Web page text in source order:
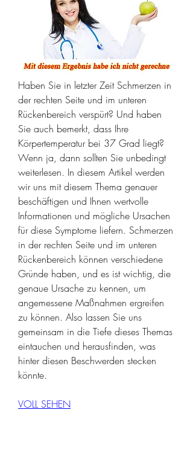
Haben Sie in letzter Zeit Schmerzen in
der rechten Seite und im unteren
Rückenbereich verspürt? Und haben
Sie auch bemerkt, dass Ihre
Körpertemperatur bei 37 Grad liegt?
Wenn ja, dann sollten Sie unbedingt
weiterlesen. In diesem Artikel werden
wir uns mit diesem Thema genauer
beschäftigen und Ihnen wertvolle
Informationen und mögliche Ursachen
für diese Symptome liefern. Schmerzen
in der rechten Seite und im unteren
Rückenbereich können verschiedene
Gründe haben, und es ist wichtig, die
genaue Ursache zu kennen, um
angemessene Maßnahmen ergreifen
zu können. Also lassen Sie uns
gemeinsam in die Tiefe dieses Themas
eintauchen und herausfinden, was
hinter diesen Beschwerden stecken
könnte.
VOLL SEHEN